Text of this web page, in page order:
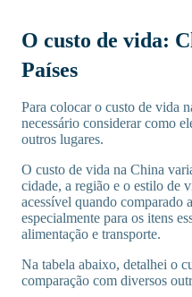
O custo de vida:
Países
Para colocar o custo de vida
necessário considerar como
outros lugares.
O custo de vida na China
cidade, a região e o estilo de
acessível quando comparado
especialmente para os itens
alimentação e transporte.
Na tabela abaixo, detalhei o
comparação com diversos